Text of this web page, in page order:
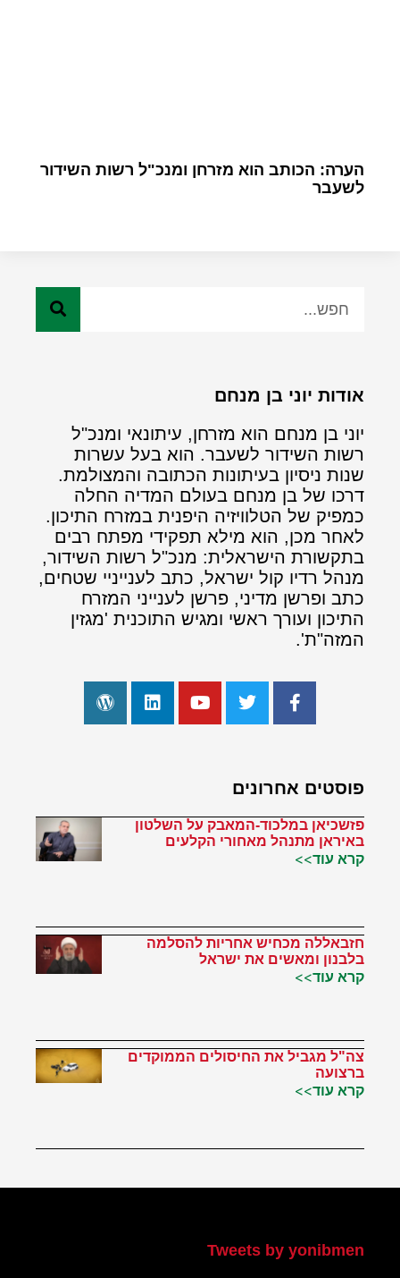
הערה: הכותב הוא מזרחן ומנכ"ל רשות השידור
לשעבר
אודות יוני בן מנחם
יוני בן מנחם הוא מזרחן, עיתונאי ומנכ"ל
רשות השידור לשעבר. הוא בעל עשרות
שנות ניסיון בעיתונות הכתובה והמצולמת.
דרכו של בן מנחם בעולם המדיה החלה
כמפיק של הטלוויזיה היפנית במזרח התיכון.
לאחר מכן, הוא מילא תפקידי מפתח רבים
בתקשורת הישראלית: מנכ"ל רשות השידור,
מנהל רדיו קול ישראל, כתב לענייניי שטחים,
כתב ופרשן מדיני, פרשן לענייני המזרח
התיכון ועורך ראשי ומגיש התוכנית 'מגזין
המזה"ת'.
פוסטים אחרונים
פזשכיאן במלכוד-המאבק על השלטון
באיראן מתנהל מאחורי הקלעים
קרא עוד>>
חזבאללה מכחיש אחריות להסלמה
בלבנון ומאשים את ישראל
קרא עוד>>
צה"ל מגביל את החיסולים הממוקדים
ברצועה
קרא עוד>>
Tweets by yonibmen